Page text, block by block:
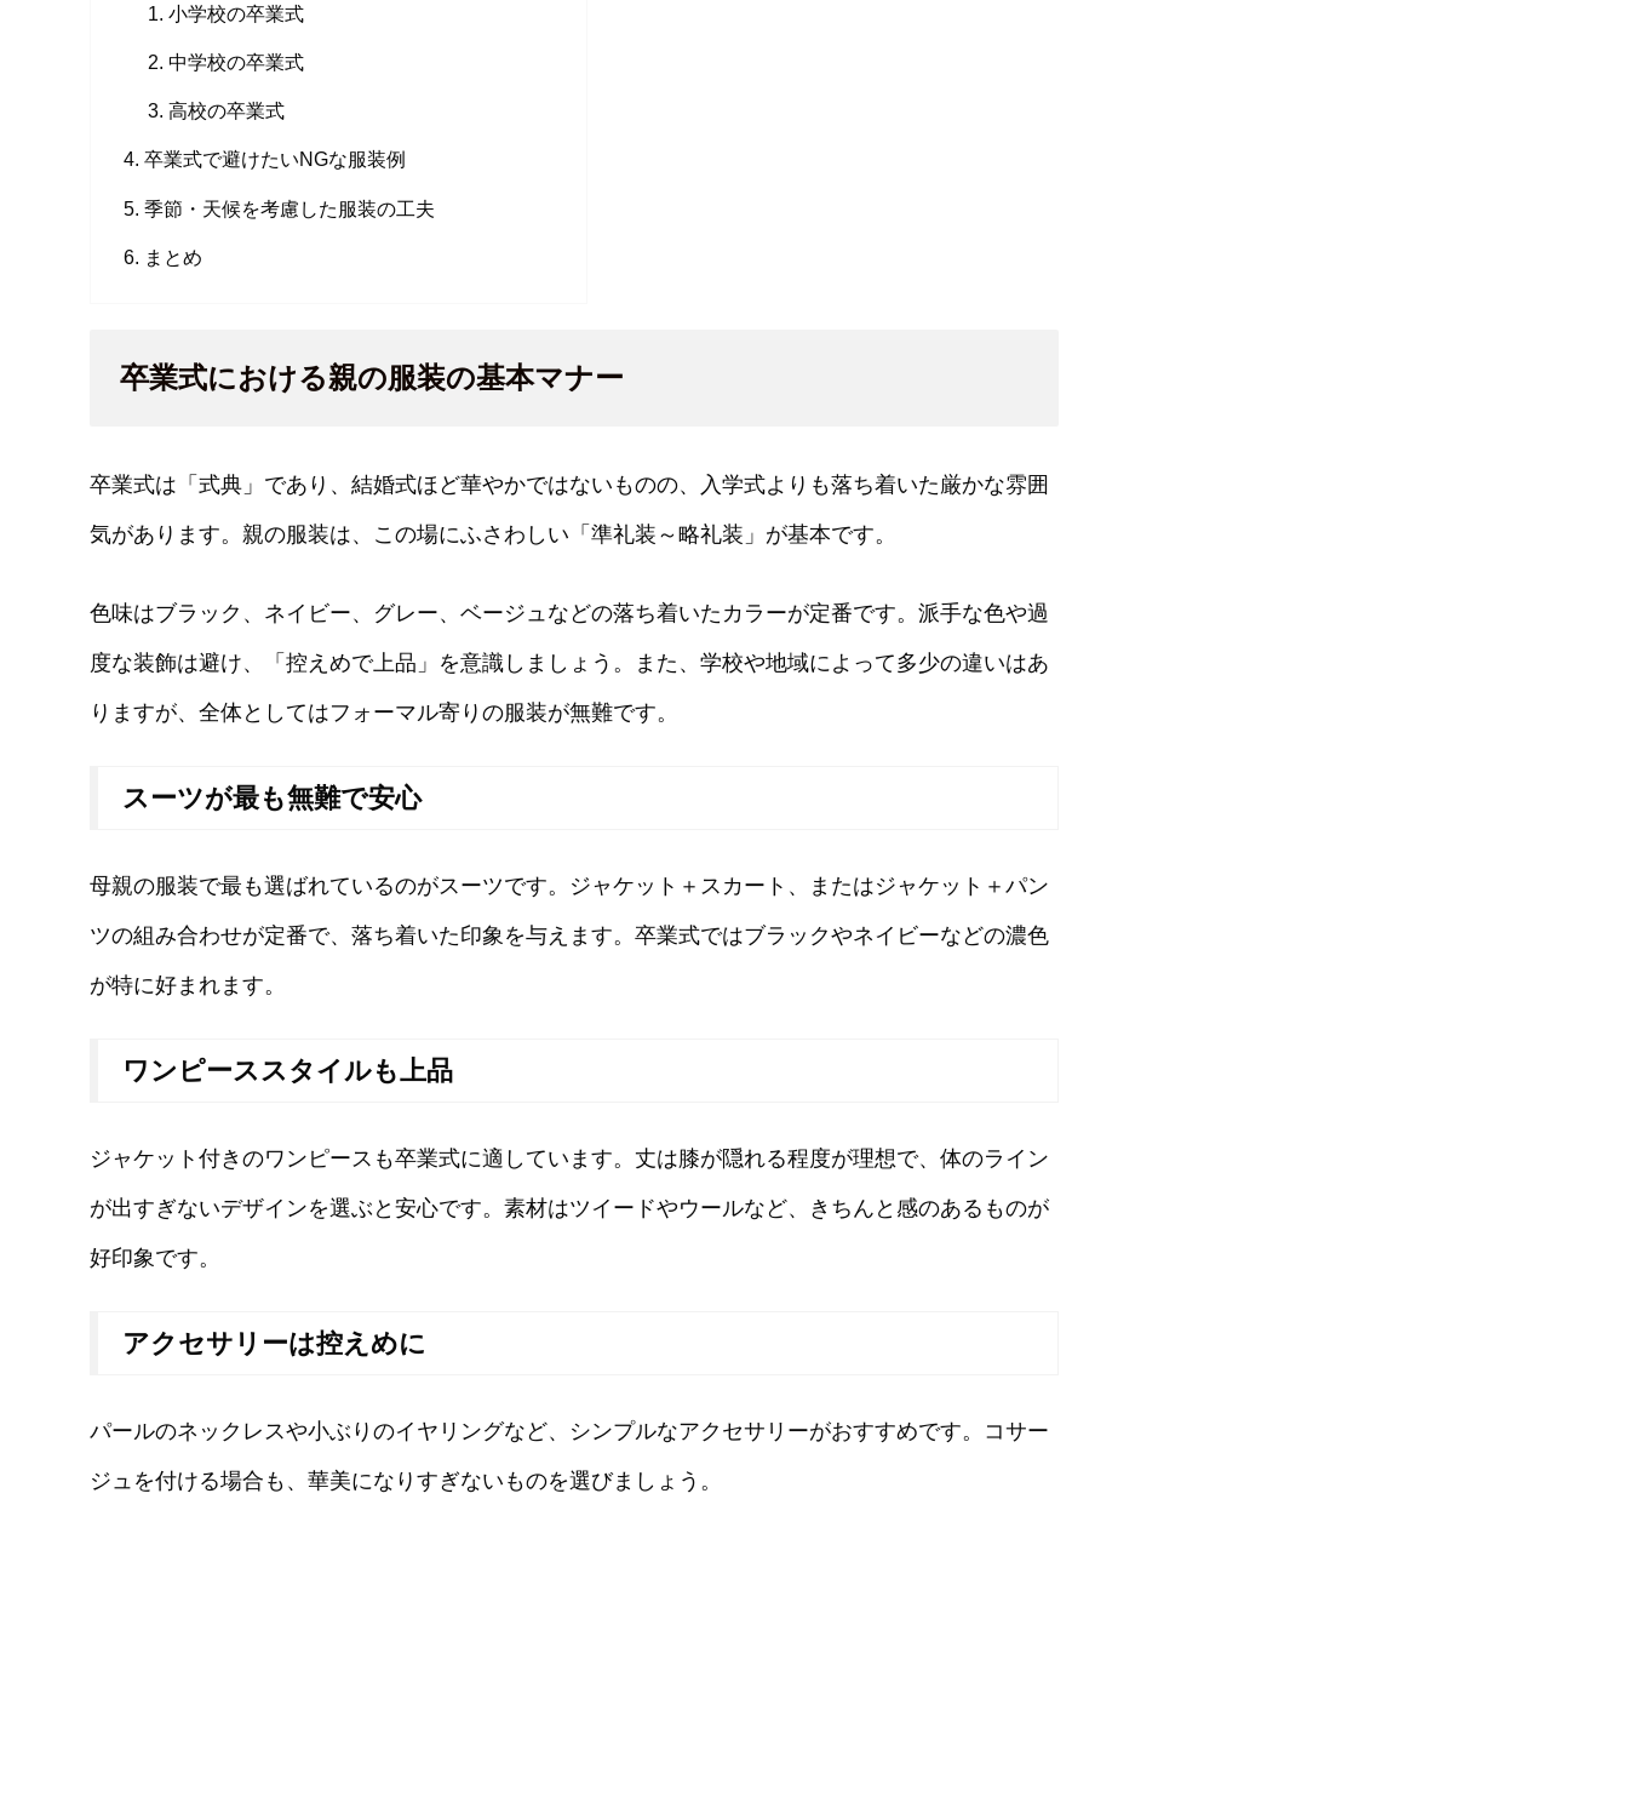
小学校の卒業式
中学校の卒業式
高校の卒業式
卒業式で避けたいNGな服装例
季節・天候を考慮した服装の工夫
まとめ
卒業式における親の服装の基本マナー
卒業式は「式典」であり、結婚式ほど華やかではないものの、入学式よりも落ち着いた厳かな雰囲
気があります。親の服装は、この場にふさわしい「準礼装～略礼装」が基本です。
色味はブラック、ネイビー、グレー、ベージュなどの落ち着いたカラーが定番です。派手な色や過
度な装飾は避け、「控えめで上品」を意識しましょう。また、学校や地域によって多少の違いはあ
りますが、全体としてはフォーマル寄りの服装が無難です。
スーツが最も無難で安心
母親の服装で最も選ばれているのがスーツです。ジャケット＋スカート、またはジャケット＋パン
ツの組み合わせが定番で、落ち着いた印象を与えます。卒業式ではブラックやネイビーなどの濃色
が特に好まれます。
ワンピーススタイルも上品
ジャケット付きのワンピースも卒業式に適しています。丈は膝が隠れる程度が理想で、体のライン
が出すぎないデザインを選ぶと安心です。素材はツイードやウールなど、きちんと感のあるものが
好印象です。
アクセサリーは控えめに
パールのネックレスや小ぶりのイヤリングなど、シンプルなアクセサリーがおすすめです。コサー
ジュを付ける場合も、華美になりすぎないものを選びましょう。